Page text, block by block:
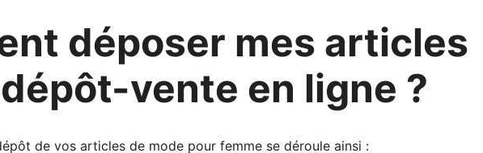
déposer mes articles
vente en ligne ?
de vos articles de mode pour femme se déroule ainsi :